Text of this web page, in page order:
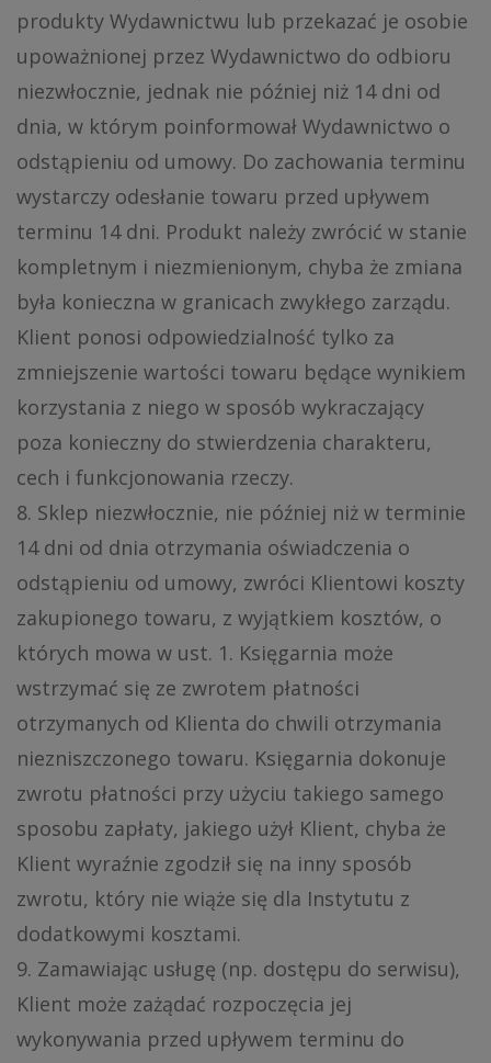
produkty Wydawnictwu lub przekazać je osobie
upoważnionej przez Wydawnictwo do odbioru
niezwłocznie, jednak nie później niż 14 dni od
dnia, w którym poinformował Wydawnictwo o
odstąpieniu od umowy. Do zachowania terminu
wystarczy odesłanie towaru przed upływem
terminu 14 dni. Produkt należy zwrócić w stanie
kompletnym i niezmienionym, chyba że zmiana
była konieczna w granicach zwykłego zarządu.
Klient ponosi odpowiedzialność tylko za
zmniejszenie wartości towaru będące wynikiem
korzystania z niego w sposób wykraczający
poza konieczny do stwierdzenia charakteru,
cech i funkcjonowania rzeczy.
8. Sklep niezwłocznie, nie później niż w terminie
14 dni od dnia otrzymania oświadczenia o
odstąpieniu od umowy, zwróci Klientowi koszty
zakupionego towaru, z wyjątkiem kosztów, o
których mowa w ust. 1. Księgarnia może
wstrzymać się ze zwrotem płatności
otrzymanych od Klienta do chwili otrzymania
niezniszczonego towaru. Księgarnia dokonuje
zwrotu płatności przy użyciu takiego samego
sposobu zapłaty, jakiego użył Klient, chyba że
Klient wyraźnie zgodził się na inny sposób
zwrotu, który nie wiąże się dla Instytutu z
dodatkowymi kosztami.
9. Zamawiając usługę (np. dostępu do serwisu),
Klient może zażądać rozpoczęcia jej
wykonywania przed upływem terminu do